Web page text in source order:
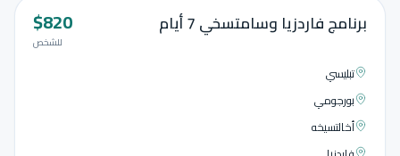
7أيام
برنامج فاردزيا وسامتسخي 7 أيام $820
للشخص
تبليسي
بورجومي
أخالتسيخه